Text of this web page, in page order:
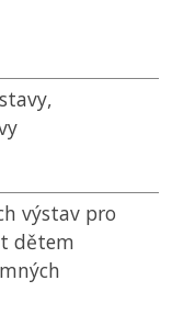
výstav pro
dětem